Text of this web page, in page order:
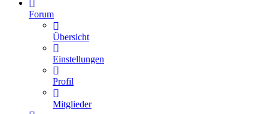
Forum
Übersicht
Einstellungen
Profil
Mitglieder